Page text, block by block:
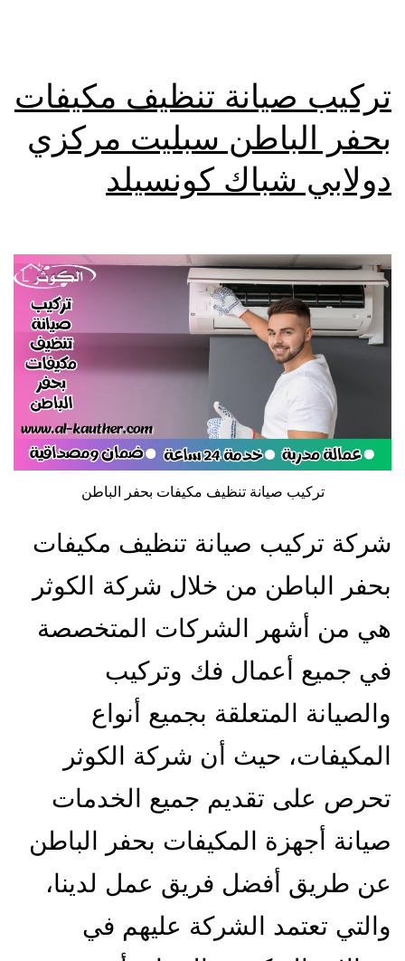
تركيب صيانة تنظيف مكيفات
بحفر الباطن سبليت مركزي
دولابي شباك كونسيلد
تركيب صيانة تنظيف مكيفات بحفر الباطن
شركة تركيب صيانة تنظيف مكيفات
بحفر الباطن من خلال شركة الكوثر
هي من أشهر الشركات المتخصصة
في جميع أعمال فك وتركيب
والصيانة المتعلقة بجميع أنواع
المكيفات، حيث أن شركة الكوثر
تحرص على تقديم جميع الخدمات
صيانة أجهزة المكيفات بحفر الباطن
عن طريق أفضل فريق عمل لدينا،
والتي تعتمد الشركة عليهم في